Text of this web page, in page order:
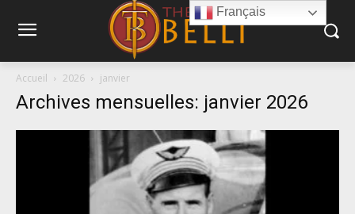
Accueil 2026 janvier
Archives mensuelles: janvier 2026
Français